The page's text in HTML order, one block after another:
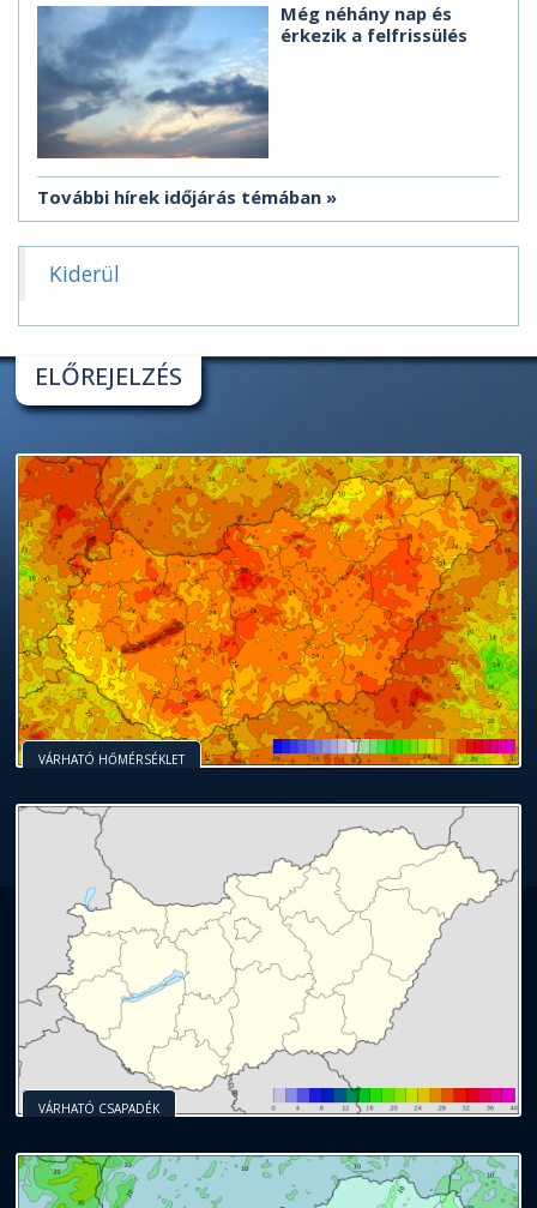
Még néhány nap és
érkezik a felfrissülés
További hírek időjárás témában
Kiderül
ELŐREJELZÉS
VÁRHATÓ HŐMÉRSÉKLET
VÁRHATÓ CSAPADÉK